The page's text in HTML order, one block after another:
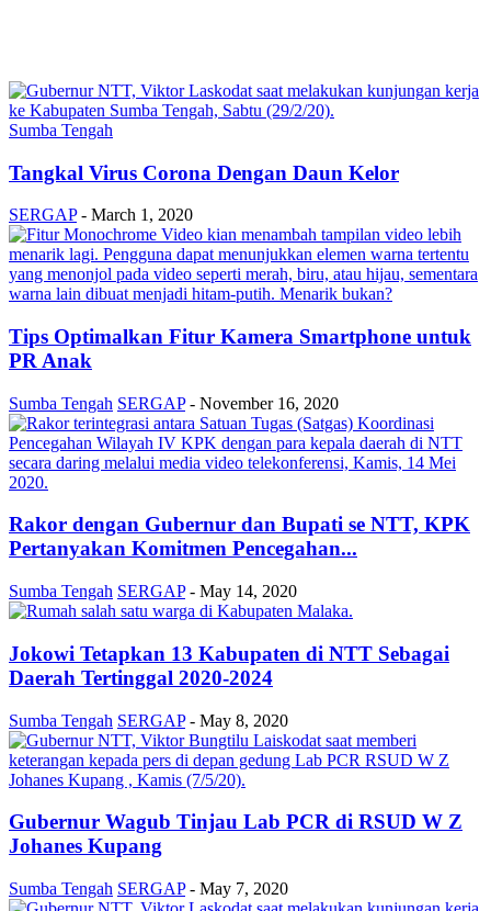
Sumba Tengah
Tangkal Virus Corona Dengan Daun Kelor
SERGAP - March 1, 2020
Tips Optimalkan Fitur Kamera Smartphone untuk
PR Anak
Sumba Tengah SERGAP - November 16, 2020
Rakor dengan Gubernur dan Bupati se NTT, KPK
Pertanyakan Komitmen Pencegahan...
Sumba Tengah SERGAP - May 14, 2020
Jokowi Tetapkan 13 Kabupaten di NTT Sebagai
Daerah Tertinggal 2020-2024
Sumba Tengah SERGAP - May 8, 2020
Gubernur Wagub Tinjau Lab PCR di RSUD W Z
Johanes Kupang
Sumba Tengah SERGAP - May 7, 2020